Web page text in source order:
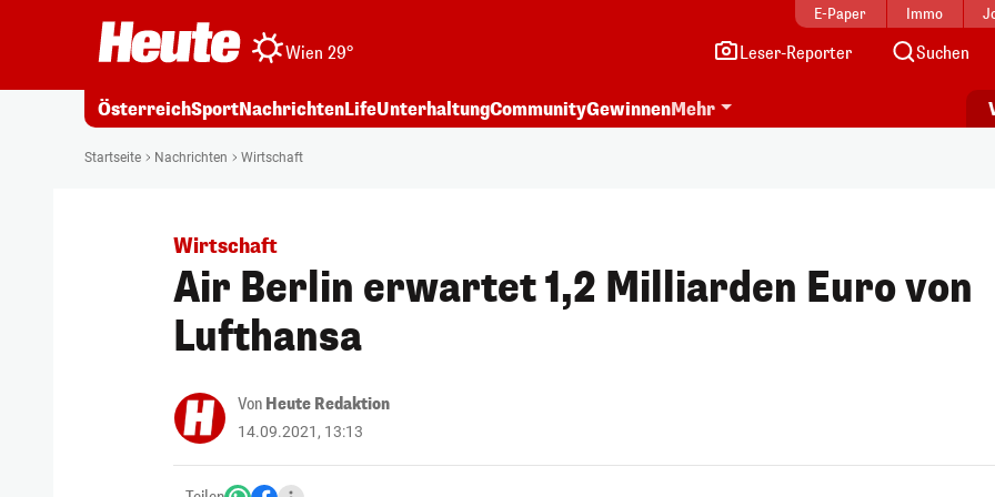
E-Paper Immo
Wien 29° Leser-Reporter Suchen
ÖsterreichSportNachrichtenLifeUnterhaltungCommunityGewinnenMehr
Startseite Nachrichten Wirtschaft
Wirtschaft
Air Berlin erwartet 1,2 Milliarden Euro von
Lufthansa
Von Heute Redaktion
14.09.2021, 13:13